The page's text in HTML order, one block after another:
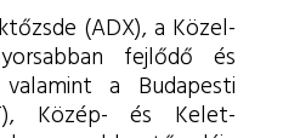
(ADX), a Közel-
fejlődő és
a Budapesti
Közép- és Kelet-